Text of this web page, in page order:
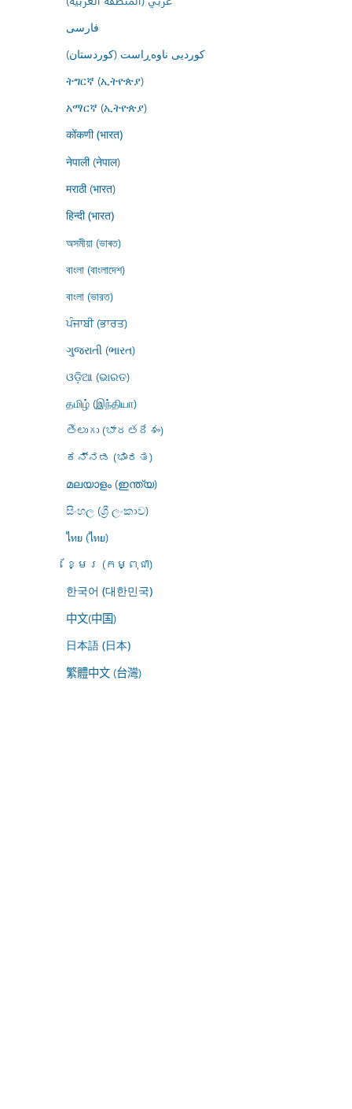
فارسى
کوردیی ناوەڕاست (کوردستان)
ትግርኛ (ኢትዮጵያ)
አማርኛ (ኢትዮጵያ)
कोंकणी (भारत)
नेपाली (नेपाल)
मराठी (भारत)
हिन्दी (भारत)
অসমীয়া (ভাৰত)
বাংলা (বাংলাদেশ)
বাংলা (ভারত)
ਪੰਜਾਬੀ (ਭਾਰਤ)
ગુજરાતી (ભારત)
ଓଡ଼ିଆ (ଭାରତ)
தமிழ் (இந்தியா)
తెలుగు (భారతదేశం)
ಕನ್ನಡ (ಭಾರತ)
മലയാളം (ഇന്ത്യ)
සිංහල (ශ්‍රී ලංකාව)
ไทย (ไทย)
ខ្មែរ (កម្ពុជា)
한국어 (대한민국)
中文(中国)
日本語 (日本)
繁體中文 (台灣)